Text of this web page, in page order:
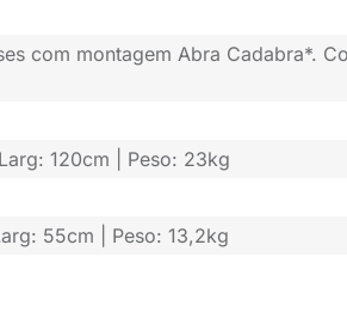
com montagem Abra Cadabra*.
120cm | Peso: 23kg
55cm | Peso: 13,2kg